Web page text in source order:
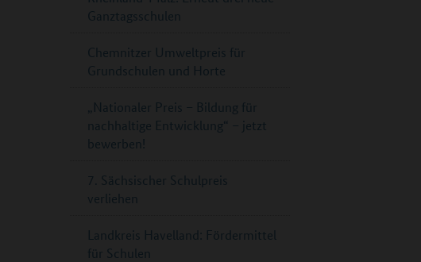
Ganztagsschulen
Chemnitzer Umweltpreis für
Grundschulen und Horte
„Nationaler Preis – Bildung für
nachhaltige Entwicklung“ – jetzt
bewerben!
7. Sächsischer Schulpreis
verliehen
Landkreis Havelland: Fördermittel
für Schulen